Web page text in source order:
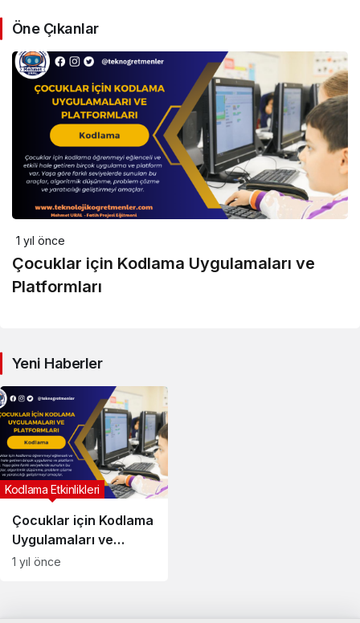
Öne Çıkanlar
1 yıl önce
Çocuklar için Kodlama Uygulamaları ve
Platformları
Yeni Haberler
Çocuklar için Kodlama
Uygulamaları ve
Platformları
Kodlama Etkinlikleri
1 yıl önce